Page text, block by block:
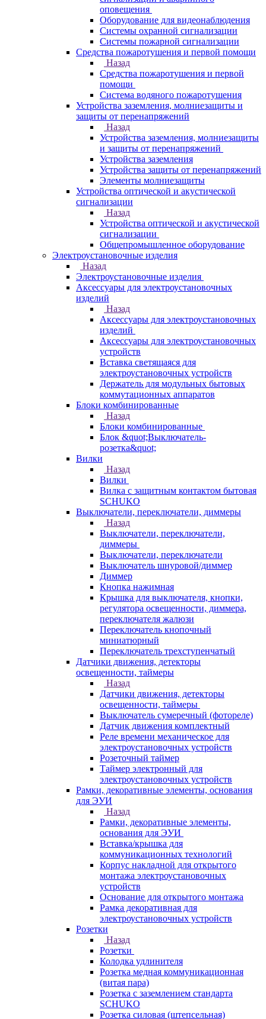
оповещения
Оборудование для видеонаблюдения
Системы охранной сигнализации
Системы пожарной сигнализации
Средства пожаротушения и первой помощи
Назад
Средства пожаротушения и первой
помощи
Система водяного пожаротушения
Устройства заземления, молниезащиты и
защиты от перенапряжений
Назад
Устройства заземления, молниезащиты
и защиты от перенапряжений
Устройства заземления
Устройства защиты от перенапряжений
Элементы молниезащиты
Устройства оптической и акустической
сигнализации
Назад
Устройства оптической и акустической
сигнализации
Общепромышленное оборудование
Электроустановочные изделия
Назад
Электроустановочные изделия
Аксессуары для электроустановочных
изделий
Назад
Аксессуары для электроустановочных
изделий
Аксессуары для электроустановочных
устройств
Вставка светящаяся для
электроустановочных устройств
Держатель для модульных бытовых
коммутационных аппаратов
Блоки комбинированные
Назад
Блоки комбинированные
Блок &quot;Выключатель-
розетка&quot;
Вилки
Назад
Вилки
Вилка с защитным контактом бытовая
SCHUKO
Выключатели, переключатели, диммеры
Назад
Выключатели, переключатели,
диммеры
Выключатели, переключатели
Выключатель шнуровой/диммер
Диммер
Кнопка нажимная
Крышка для выключателя, кнопки,
регулятора освещенности, диммера,
переключателя жалюзи
Переключатель кнопочный
миниатюрный
Переключатель трехступенчатый
Датчики движения, детекторы
освещенности, таймеры
Назад
Датчики движения, детекторы
освещенности, таймеры
Выключатель сумеречный (фотореле)
Датчик движения комплектный
Реле времени механическое для
электроустановочных устройств
Розеточный таймер
Таймер электронный для
электроустановочных устройств
Рамки, декоративные элементы, основания
для ЭУИ
Назад
Рамки, декоративные элементы,
основания для ЭУИ
Вставка/крышка для
коммуникационных технологий
Корпус накладной для открытого
монтажа электроустановочных
устройств
Основание для открытого монтажа
Рамка декоративная для
электроустановочных устройств
Розетки
Назад
Розетки
Колодка удлинителя
Розетка медная коммуникационная
(витая пара)
Розетка с заземлением стандарта
SCHUKO
Розетка силовая (штепсельная)